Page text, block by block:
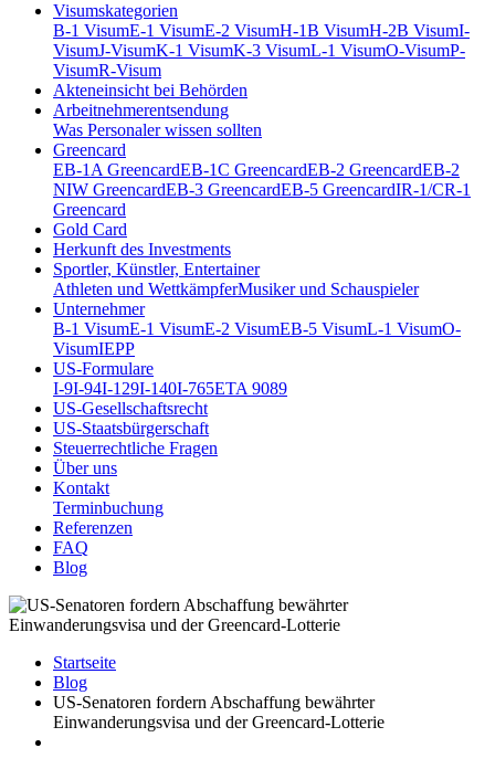
Visumskategorien
B-1 VisumE-1 VisumE-2 VisumH-1B VisumH-2B VisumI-
VisumJ-VisumK-1 VisumK-3 VisumL-1 VisumO-VisumP-
VisumR-Visum
Akteneinsicht bei Behörden
Arbeitnehmerentsendung
Was Personaler wissen sollten
Greencard
EB-1A GreencardEB-1C GreencardEB-2 GreencardEB-2
NIW GreencardEB-3 GreencardEB-5 GreencardIR-1/CR-1
Greencard
Gold Card
Herkunft des Investments
Sportler, Künstler, Entertainer
Athleten und WettkämpferMusiker und Schauspieler
Unternehmer
B-1 VisumE-1 VisumE-2 VisumEB-5 VisumL-1 VisumO-
VisumIEPP
US-Formulare
I-9I-94I-129I-140I-765ETA 9089
US-Gesellschaftsrecht
US-Staatsbürgerschaft
Steuerrechtliche Fragen
Über uns
Kontakt
Terminbuchung
Referenzen
FAQ
Blog
Startseite
Blog
US-Senatoren fordern Abschaffung bewährter
Einwanderungsvisa und der Greencard-Lotterie